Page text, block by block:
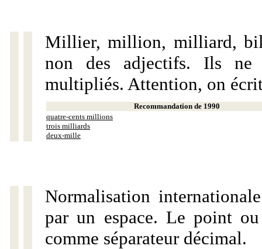
Millier, million, milliard,
non des adjectifs. Ils ne
multipliés. Attention, on
Recommandation de 1990
quatre-cents millions
trois milliards
deux-mille
Normalisation
par un espace. Le point
comme séparateur décimal.